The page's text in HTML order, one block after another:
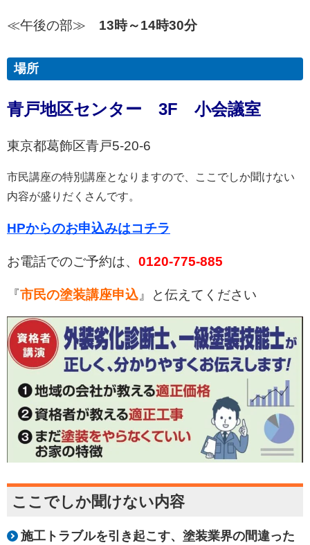
≪午後の部≫ 13時～14時30分
場所
青戸地区センター 3F 小会議室
東京都葛飾区青戸5-20-6
市民講座の特別講座となりますので、ここでしか聞けない
内容が盛りだくさんです。
HPからのお申込みはコチラ
お電話でのご予約は、 0120-775-885
『市民の塗装講座申込 』と伝えてください
ここでしか聞けない内容
施工トラブルを引き起こす、塗装業界の間違った